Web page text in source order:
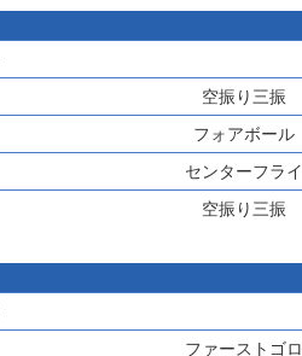
空振り三振
フォアボール
センターフライ
空振り三振
ファーストゴロ